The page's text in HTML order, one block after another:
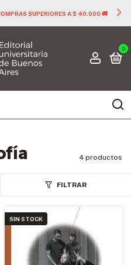
SUPERIORES A $ 40.000 🚚
0
4 productos
FILTRAR
SIN STOCK